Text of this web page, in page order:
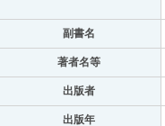
副書名
著者名等
出版者
出版年